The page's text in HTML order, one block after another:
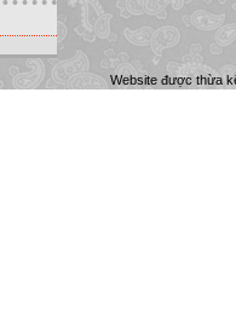
Website được thừa